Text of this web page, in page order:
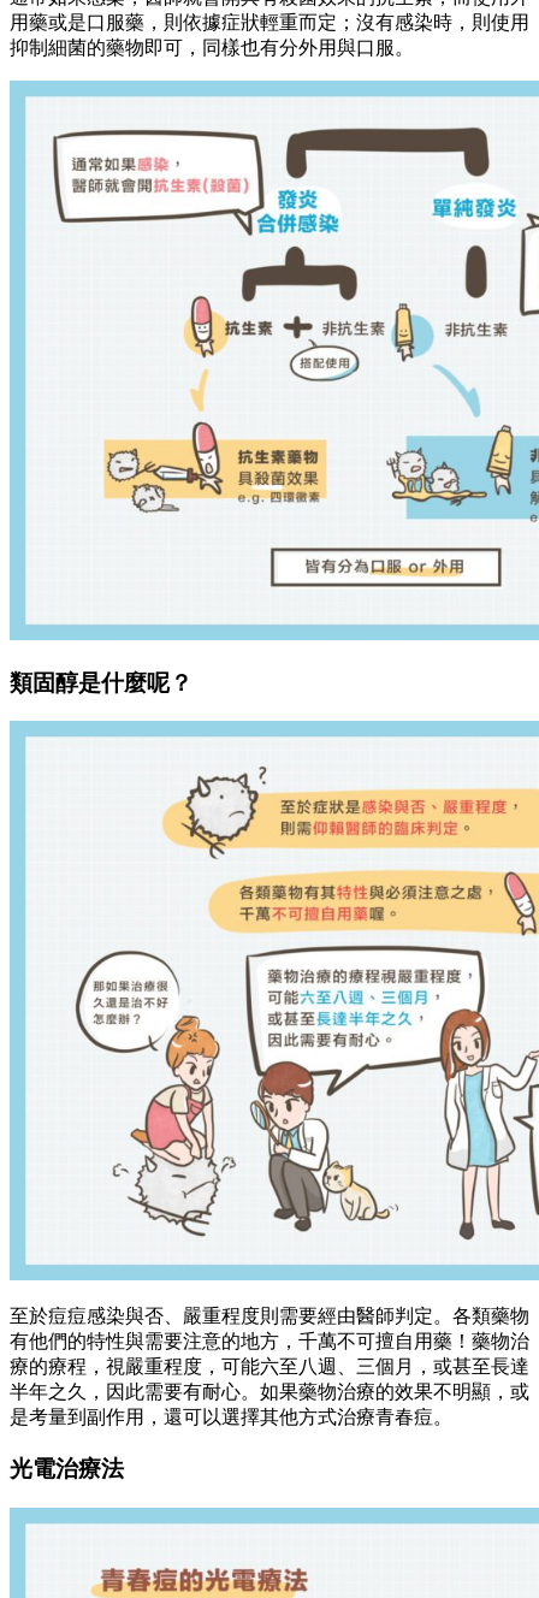
用藥或是口服藥，則依據症狀輕重而定；沒有感染時，則使用
抑制細菌的藥物即可，同樣也有分外用與口服。
類固醇是什麼呢？
至於痘痘感染與否、嚴重程度則需要經由醫師判定。各類藥物
有他們的特性與需要注意的地方，千萬不可擅自用藥！藥物治
療的療程，視嚴重程度，可能六至八週、三個月，或甚至長達
半年之久，因此需要有耐心。如果藥物治療的效果不明顯，或
是考量到副作用，還可以選擇其他方式治療青春痘。
光電治療法